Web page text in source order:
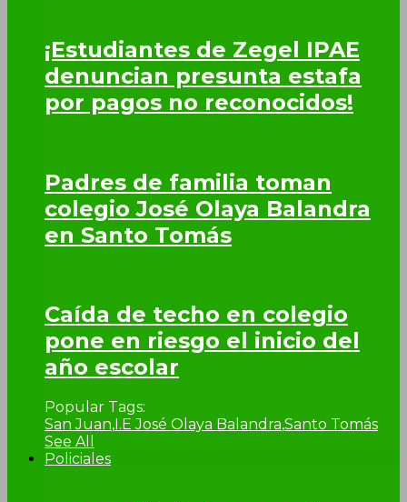
¡Estudiantes de Zegel IPAE
denuncian presunta estafa
por pagos no reconocidos!
Padres de familia toman
colegio José Olaya Balandra
en Santo Tomás
Caída de techo en colegio
pone en riesgo el inicio del
año escolar
Popular Tags:
San Juan, I.E José Olaya Balandra,Santo Tomás
See All
Policiales